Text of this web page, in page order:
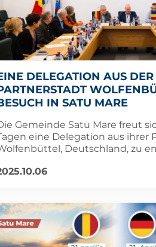
DELEGATION AUS DER
IN SATU MARE
Gemeinde Satu Mare freut
eine Delegation aus ihrer
Deutschland, zu